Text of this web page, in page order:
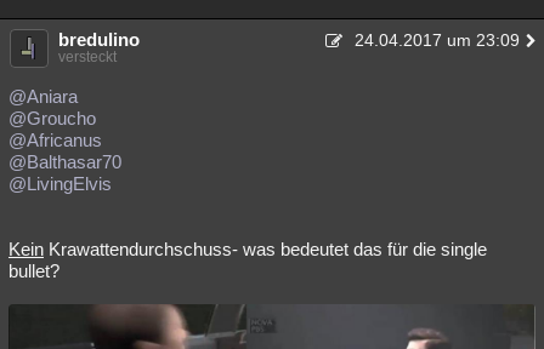
bredulino 24.04.2017 um 23:09
versteckt
@Aniara
@Groucho
@Africanus
@Balthasar70
@LivingElvis
Kein Krawattendurchschuss- was bedeutet das für die single
bullet?